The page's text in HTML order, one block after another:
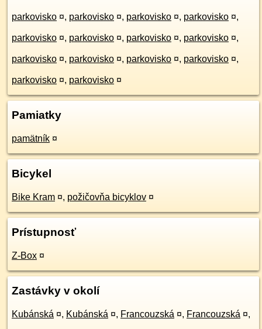
parkovisko ¤, parkovisko ¤, parkovisko ¤, parkovisko ¤,
parkovisko ¤, parkovisko ¤, parkovisko ¤, parkovisko ¤,
parkovisko ¤, parkovisko ¤, parkovisko ¤, parkovisko ¤,
parkovisko ¤, parkovisko ¤
Pamiatky
pamätník ¤
Bicykel
Bike Kram ¤, požičovňa bicyklov ¤
Prístupnosť
Z-Box ¤
Zastávky v okolí
Kubánská ¤, Kubánská ¤, Francouzská ¤, Francouzská ¤,